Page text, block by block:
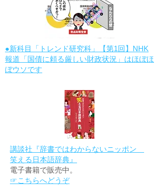
●新科目「トレンド研究科」【第1回】NHK
報道「国債に頼る厳しい財政状況」はほぼほ
ぼウソです
講談社『辞書ではわからないニッポン
笑える日本語辞典』
電子書籍で販売中。
☞こちらへどうぞ